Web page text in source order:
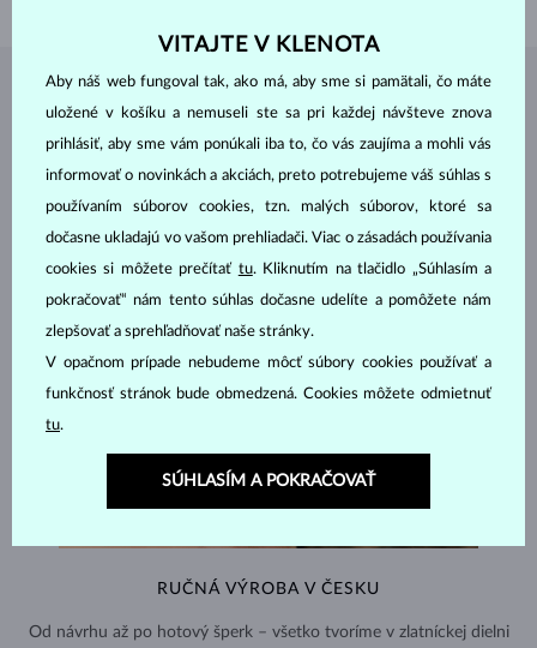
RUČNÁ VÝROBA V ČESKU
Od návrhu až po hotový šperk – všetko tvoríme v zlatníckej dielni
VITAJTE V KLENOTA
Aby náš web fungoval tak, ako má, aby sme si pamätali, čo máte
uložené v košíku a nemuseli ste sa pri každej návšteve znova
prihlásiť, aby sme vám ponúkali iba to, čo vás zaujíma a mohli vás
informovať o novinkách a akciách, preto potrebujeme váš súhlas s
používaním súborov cookies, tzn. malých súborov, ktoré sa
dočasne ukladajú vo vašom prehliadači. Viac o zásadách používania
cookies si môžete prečítať tu. Kliknutím na tlačidlo „Súhlasím a
pokračovať“ nám tento súhlas dočasne udelíte a pomôžete nám
zlepšovať a sprehľadňovať naše stránky.
V opačnom prípade nebudeme môcť súbory cookies používať a
funkčnosť stránok bude obmedzená. Cookies môžete odmietnuť
tu.
SÚHLASÍM A POKRAČOVAŤ